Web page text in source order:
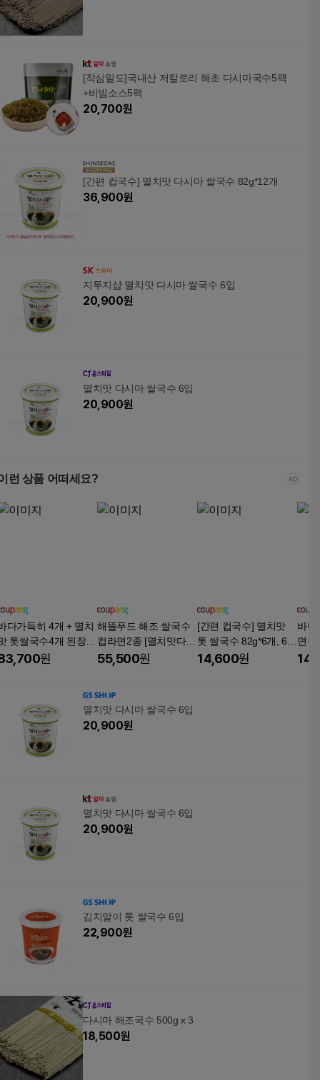
[작심밀도]국내산 저칼로리 해초 다시마국수5팩
+비빔소스5팩
20,700원
[간편 컵국수] 멸치맛 다시마 쌀국수 82g*12개
36,900원
지투지샵 멸치맛 다시마 쌀국수 6입
20,900원
멸치맛 다시마 쌀국수 6입
20,900원
런 상품 어떠세요?
다가득히 4개 + 멸치
톳쌀국수4개 된장톳
국수 4개+멸치맛 다
원
해뜰푸드 해조 쌀국수
컵라면2종 [멸치맛다시
마쌀국수12개+멸치맛
수, 1박스
55,500원
[간편 컵국수] 멸치맛
톳 쌀국수 82g*6개, 6
개, 82g
14,600원
바다
면속
멸치
멸치맛 다시마 쌀국수 6입
20,900원
멸치맛 다시마 쌀국수 6입
20,900원
김치말이 톳 쌀국수 6입
22,900원
다시마 해조국수 500g x 3
18,500원